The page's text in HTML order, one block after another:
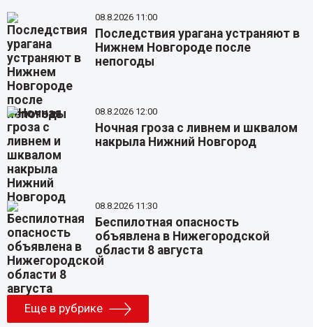
08.8.2026 11:00
Последствия урагана устраняют в
Нижнем Новгороде после
непогоды
08.8.2026 12:00
Ночная гроза с ливнем и шквалом
накрыла Нижний Новгород
08.8.2026 11:30
Беспилотная опасность
объявлена в Нижегородской
области 8 августа
Еще в рубрике